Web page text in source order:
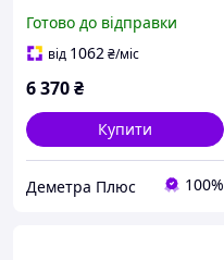
Транспортер похилої
камери вертикальний |
Готово до відправки
від 1062₴/міс
6 370₴
Купити
Деметра Плюс 100%